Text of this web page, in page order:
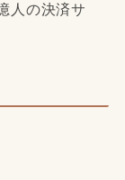
人の決済サ